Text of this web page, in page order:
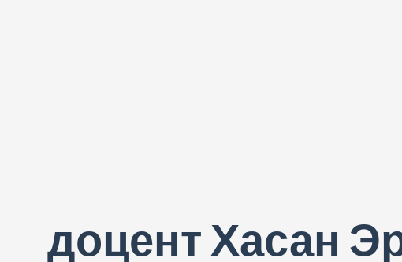
доцент Хасан